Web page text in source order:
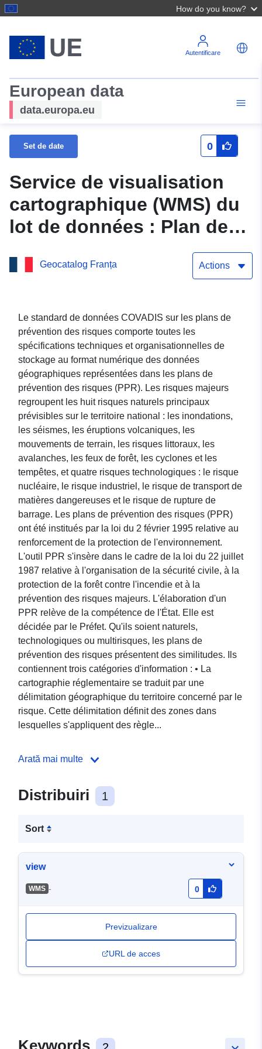
How do you know?
Autentificare
European data
data.europa.eu
Set de date 0
Service de visualisation
cartographique (WMS) du
lot de données : Plan de
prévention des risques
naturels (PPRN) de la
VIEUX
Geocatalog Franța Actions
Le standard de données COVADIS sur les plans de
prévention des risques comporte toutes les
spécifications techniques et organisationnelles de
stockage au format numérique des données
géographiques représentées dans les plans de
prévention des risques (PPR). Les risques majeurs
regroupent les huit risques naturels principaux
prévisibles sur le territoire national : les inondations,
les séismes, les éruptions volcaniques, les
mouvements de terrain, les risques littoraux, les
avalanches, les feux de forêt, les cyclones et les
tempêtes, et quatre risques technologiques : le risque
nucléaire, le risque industriel, le risque de transport de
matières dangereuses et le risque de rupture de
barrage. Les plans de prévention des risques (PPR)
ont été institués par la loi du 2 février 1995 relative au
renforcement de la protection de l'environnement.
L'outil PPR s'insère dans le cadre de la loi du 22 juillet
1987 relative à l'organisation de la sécurité civile, à la
protection de la forêt contre l'incendie et à la
prévention des risques majeurs. L'élaboration d'un
PPR relève de la compétence de l'État. Elle est
décidée par le Préfet. Qu'ils soient naturels,
technologiques ou multirisques, les plans de
prévention des risques présentent des similitudes. Ils
contiennent trois catégories d'information : • La
cartographie réglementaire se traduit par une
délimitation géographique du territoire concerné par le
risque. Cette délimitation définit des zones dans
lesquelles s'appliquent des règle...
Arată mai multe
Distribuiri 1
Sort
view
WMS - 0
Previzualizare
URL de acces